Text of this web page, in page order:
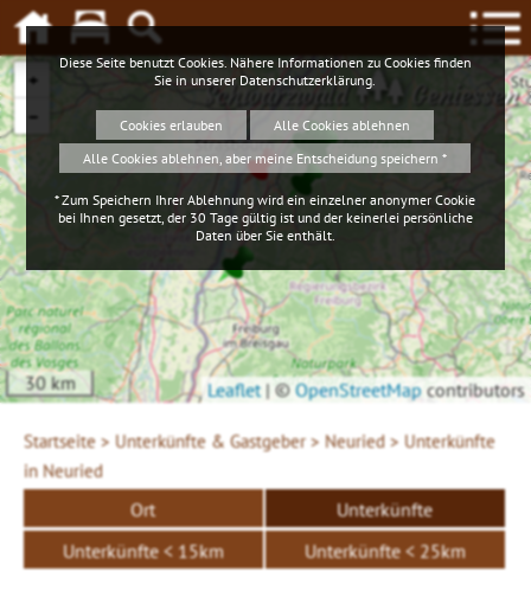
Schwarzwald Geniessen
+
−
30 km Leaflet | ©OpenStreetMap contributors
Startseite > Unterkünfte & Gastgeber > Neuried > Unterkünfte
in Neuried
Ort
Unterkünfte
Unterkünfte < 15km
Unterkünfte < 25km
Diese Seite benutzt Cookies. Nähere Informationen zu Cookies finden
Sie in unserer Datenschutzerklärung
Cookies erlauben
Alle Cookies ablehnen
Alle Cookies ablehnen, aber meine Entscheidung speichern *
* Zum Speichern Ihrer Ablehnung wird ein einzelner anonymer Cookie
bei Ihnen gesetzt, der 30 Tage gültig ist und der keinerlei persönliche
Daten über Sie enthält.